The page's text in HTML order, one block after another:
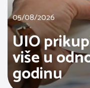
05/08/2026
UIO
više u
godinu